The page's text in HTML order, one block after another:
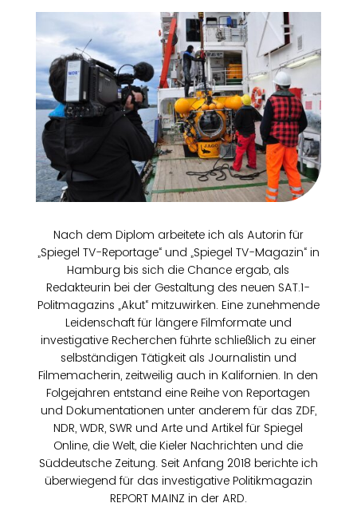
Nach dem Diplom arbeitete ich als Autorin für
„Spiegel TV-Reportage“ und „Spiegel TV-Magazin“ in
Hamburg bis sich die Chance ergab, als
Redakteurin bei der Gestaltung des neuen SAT.1-
Politmagazins „Akut“ mitzuwirken. Eine zunehmende
Leidenschaft für längere Filmformate und
investigative Recherchen führte schließlich zu einer
selbständigen Tätigkeit als Journalistin und
Filmemacherin, zeitweilig auch in Kalifornien. In den
Folgejahren entstand eine Reihe von Reportagen
und Dokumentationen unter anderem für das ZDF,
NDR, WDR, SWR und Arte und Artikel für Spiegel
Online, die Welt, die Kieler Nachrichten und die
Süddeutsche Zeitung. Seit Anfang 2018 berichte ich
überwiegend für das investigative Politikmagazin
REPORT MAINZ in der ARD.